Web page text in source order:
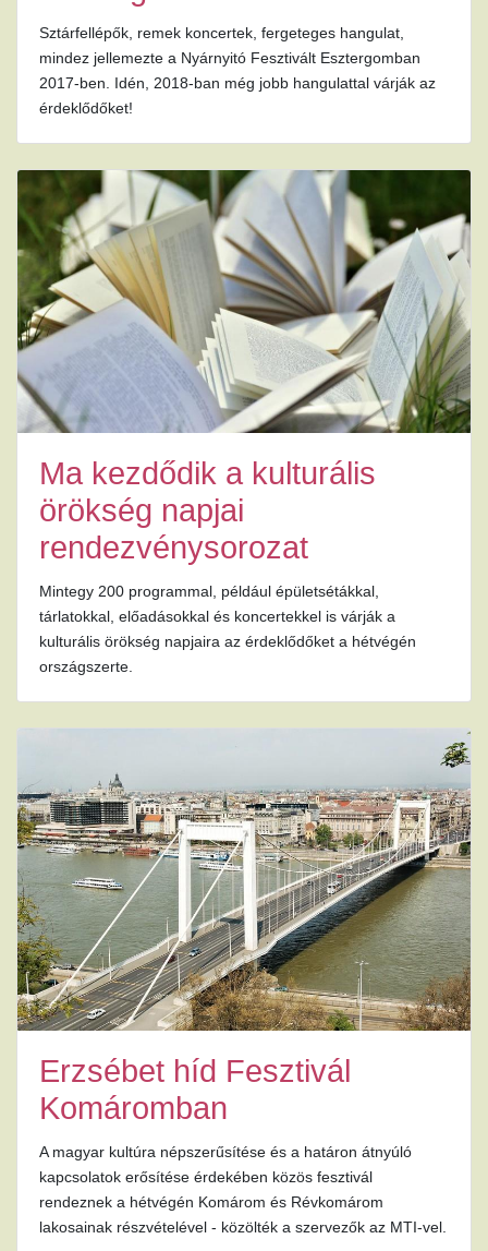
Sztárfellépők, remek koncertek, fergeteges hangulat,
mindez jellemezte a Nyárnyitó Fesztivált Esztergomban
2017-ben. Idén, 2018-ban még jobb hangulattal várják az
érdeklődőket!
Ma kezdődik a kulturális
örökség napjai
rendezvénysorozat
Mintegy 200 programmal, például épületsétákkal,
tárlatokkal, előadásokkal és koncertekkel is várják a
kulturális örökség napjaira az érdeklődőket a hétvégén
országszerte.
Erzsébet híd Fesztivál
Komáromban
A magyar kultúra népszerűsítése és a határon átnyúló
kapcsolatok erősítése érdekében közös fesztivál
rendeznek a hétvégén Komárom és Révkomárom
lakosainak részvételével - közölték a szervezők az MTI-vel.